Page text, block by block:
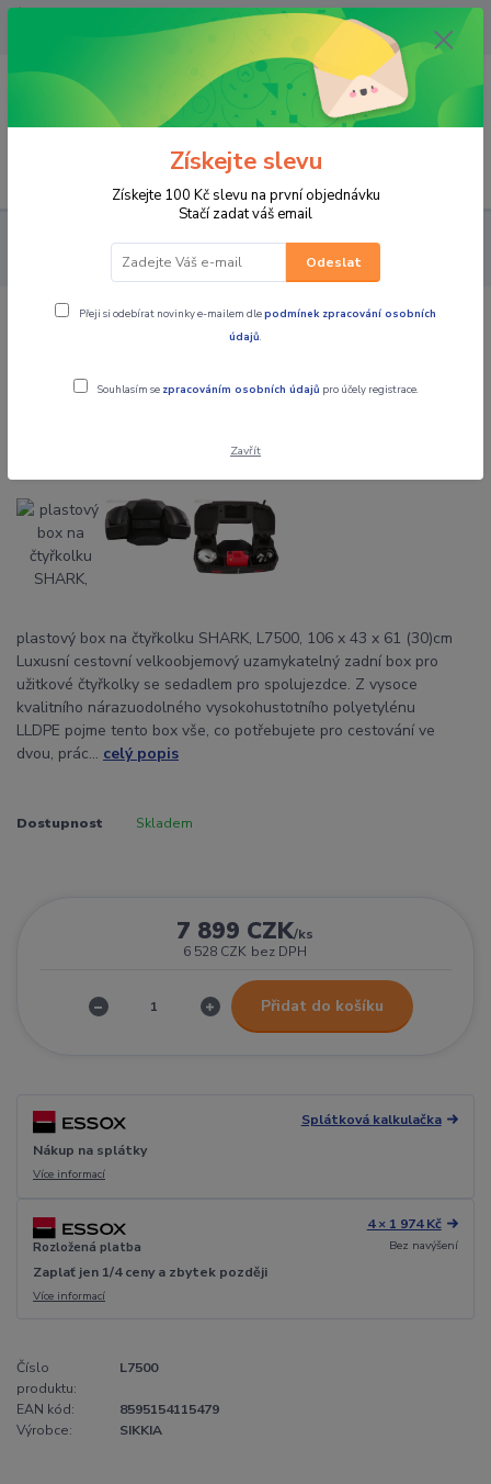
OPAVA 733537099/HLUČÍN
734541648/OLOMOUC 734593593
0,00 CZK
PRO STROJE ČTYŘKOLKY PŘÍSLUŠENSTVÍ
BOXY, KUFRY
plastový box na čtyřkolku SHARK, L7500
plastový box na čtyřkolku SHARK,
plastový box na čtyřkolku SHARK, L7500, 106 x 43 x 61 (30)cm
Luxusní cestovní velkoobjemový uzamykatelný zadní box pro
užitkové čtyřkolky se sedadlem pro spolujezdce. Z vysoce
kvalitního nárazuodolného vysokohustotního polyetylénu
LLDPE pojme tento box vše, co potřebujete pro cestování ve
dvou, prác... celý popis
Dostupnost Skladem
7 899 CZK/ks
6 528 CZK bez DPH
Přidat do košíku
Splátková kalkulačka
Nákup na splátky
Více informací
Rozložená platba
4 × 1 974 Kč
Bez navýšení
Zaplať jen 1/4 ceny a zbytek později
Více informací
Číslo
produktu:
L7500
EAN kód:
8595154115479
Výrobce:
SIKKIA
Získejte slevu
Získejte 100 Kč slevu na první objednávku
Stačí zadat váš email
Odeslat
Přeji si odebírat novinky e-mailem dlepodmínek zpracování osobních
údajů.
Souhlasím se zpracováním osobních údajů pro účely registrace.
Zavřít